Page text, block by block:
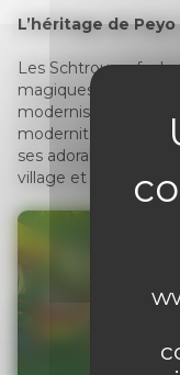
L’héritage de
Les Schtroumpfs
magiques et un
modernisation qui
modernité
ses adorables petits
village et de leur